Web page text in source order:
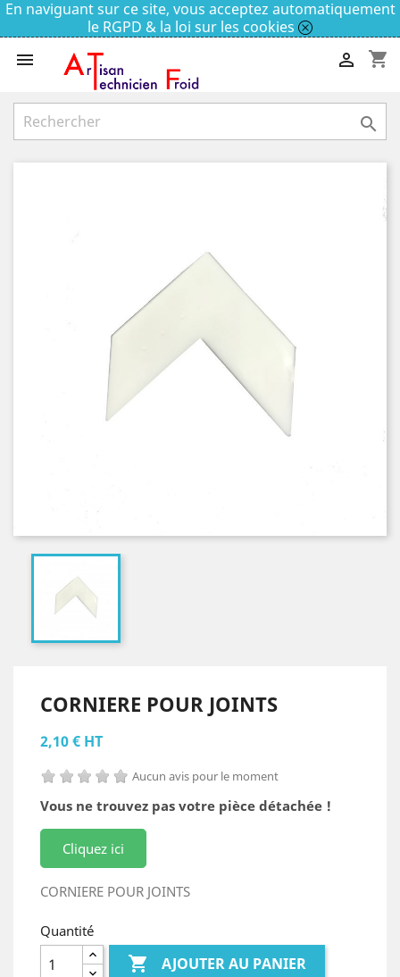
En naviguant sur ce site, vous acceptez automatiquement
le RGPD & la loi sur les cookies
 shopping_cart


CORNIERE POUR JOINTS
2,10 € HT
Aucun avis pour le moment
Vous ne trouvez pas votre pièce détachée !
Cliquez ici
CORNIERE POUR JOINTS
Quantité
 AJOUTER AU PANIER